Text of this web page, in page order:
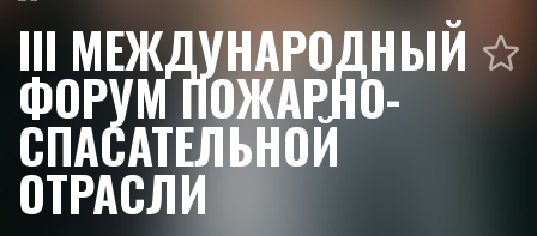
III МЕЖДУНАРОДНЫЙ
ФОРУМ ПОЖАРНО-
СПАСАТЕЛЬНОЙ
ОТРАСЛИ